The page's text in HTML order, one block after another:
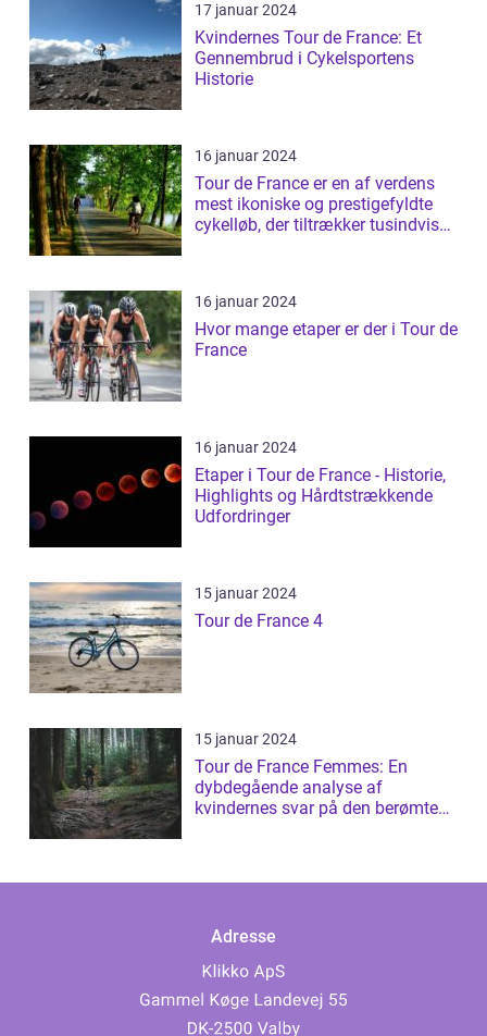
17 januar 2024
Kvindernes Tour de France: Et
Gennembrud i Cykelsportens
Historie
16 januar 2024
Tour de France er en af verdens
mest ikoniske og prestigefyldte
cykelløb, der tiltrækker tusindvis
16 januar 2024
Hvor mange etaper er der i Tour de
France
16 januar 2024
Etaper i Tour de France - Historie,
Highlights og Hårdtstrækkende
Udfordringer
15 januar 2024
Tour de France 4
15 januar 2024
Tour de France Femmes: En
dybdegående analyse af
kvindernes svar på den berømte
Adresse